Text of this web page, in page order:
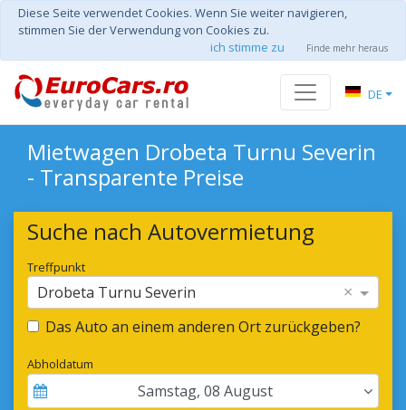
Diese Seite verwendet Cookies. Wenn Sie weiter navigieren,
stimmen Sie der Verwendung von Cookies zu.
ich stimme zu
Finde mehr heraus
DE
Mietwagen Drobeta Turnu Severin
- Transparente Preise
Suche nach Autovermietung
Treffpunkt
Drobeta Turnu Severin ×
Das Auto an einem anderen Ort zurückgeben?
Abholdatum
Samstag, 08 August